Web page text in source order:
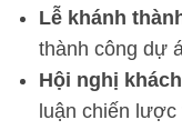
Lễ khánh
thành công dự
Hội nghị
luận chiến